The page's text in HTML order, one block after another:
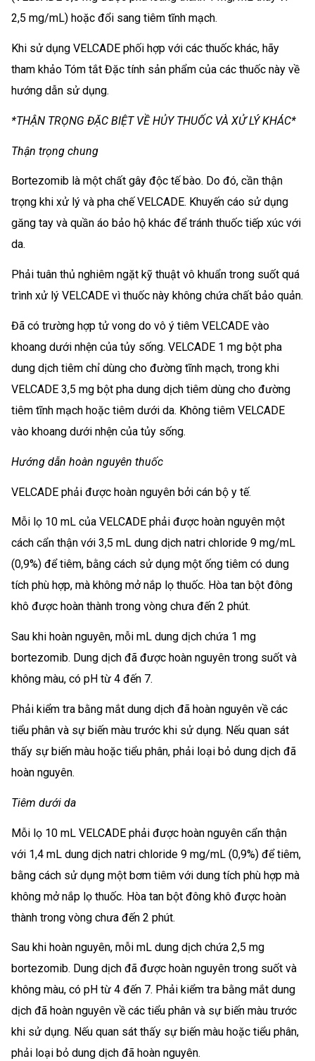
2,5 mg/mL) hoặc đổi sang tiêm tĩnh mạch.
Khi sử dụng VELCADE phối hợp với các thuốc khác, hãy
tham khảo Tóm tắt Đặc tính sản phẩm của các thuốc này về
hướng dẫn sử dụng.
*THẬN TRỌNG ĐẶC BIỆT VỀ HỦY THUỐC VÀ XỬ LÝ KHÁC*
Thận trọng chung
Bortezomib là một chất gây độc tế bào. Do đó, cần thận
trọng khi xử lý và pha chế VELCADE. Khuyến cáo sử dụng
găng tay và quần áo bảo hộ khác để tránh thuốc tiếp xúc với
da.
Phải tuân thủ nghiêm ngặt kỹ thuật vô khuẩn trong suốt quá
trình xử lý VELCADE vì thuốc này không chứa chất bảo quản.
Đã có trường hợp tử vong do vô ý tiêm VELCADE vào
khoang dưới nhện của tủy sống. VELCADE 1 mg bột pha
dung dịch tiêm chỉ dùng cho đường tĩnh mạch, trong khi
VELCADE 3,5 mg bột pha dung dịch tiêm dùng cho đường
tiêm tĩnh mạch hoặc tiêm dưới da. Không tiêm VELCADE
vào khoang dưới nhện của tủy sống.
Hướng dẫn hoàn nguyên thuốc
VELCADE phải được hoàn nguyên bởi cán bộ y tế.
Mỗi lọ 10 mL của VELCADE phải được hoàn nguyên một
cách cẩn thận với 3,5 mL dung dịch natri chloride 9 mg/mL
(0,9%) để tiêm, bằng cách sử dụng một ống tiêm có dung
tích phù hợp, mà không mở nắp lọ thuốc. Hòa tan bột đông
khô được hoàn thành trong vòng chưa đến 2 phút.
Sau khi hoàn nguyên, mỗi mL dung dịch chứa 1 mg
bortezomib. Dung dịch đã được hoàn nguyên trong suốt và
không màu, có pH từ 4 đến 7.
Phải kiểm tra bằng mắt dung dịch đã hoàn nguyên về các
tiểu phân và sự biến màu trước khi sử dụng. Nếu quan sát
thấy sự biến màu hoặc tiểu phân, phải loại bỏ dung dịch đã
hoàn nguyên.
Tiêm dưới da
Mỗi lọ 10 mL VELCADE phải được hoàn nguyên cẩn thận
với 1,4 mL dung dịch natri chloride 9 mg/mL (0,9%) để tiêm,
bằng cách sử dụng một bơm tiêm với dung tích phù hợp mà
không mở nắp lọ thuốc. Hòa tan bột đông khô được hoàn
thành trong vòng chưa đến 2 phút.
Sau khi hoàn nguyên, mỗi mL dung dịch chứa 2,5 mg
bortezomib. Dung dịch đã được hoàn nguyên trong suốt và
không màu, có pH từ 4 đến 7. Phải kiểm tra bằng mắt dung
dịch đã hoàn nguyên về các tiểu phân và sự biến màu trước
khi sử dụng. Nếu quan sát thấy sự biến màu hoặc tiểu phân,
phải loại bỏ dung dịch đã hoàn nguyên.